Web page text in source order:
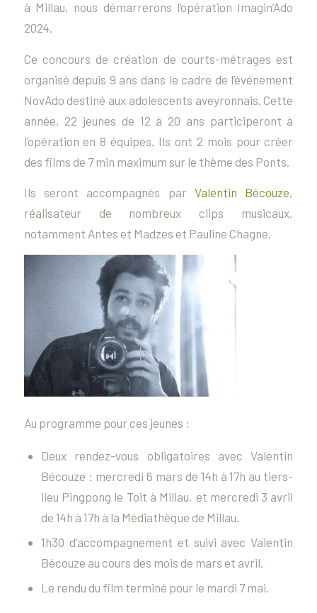
à Millau, nous démarrerons l’opération Imagin’Ado
2024.
Ce concours de création de courts-métrages est
organisé depuis 9 ans dans le cadre de l’événement
NovAdo destiné aux adolescents aveyronnais. Cette
année, 22 jeunes de 12 à 20 ans participeront à
l’opération en 8 équipes. Ils ont 2 mois pour créer
des films de 7 min maximum sur le thème des Ponts.
Ils seront accompagnés parValentin Bécouze,
réalisateur de nombreux clips musicaux,
notamment Antes et Madzes et Pauline Chagne.
Au programme pour ces jeunes :
Deux rendez-vous obligatoires avec Valentin
Bécouze : mercredi 6 mars de 14h à 17h au tiers-
lieu Pingpong le Toit à Millau, et mercredi 3 avril
de 14h à 17h à la Médiathèque de Millau.
1h30 d’accompagnement et suivi avec Valentin
Bécouze au cours des mois de mars et avril.
Le rendu du film terminé pour le mardi 7 mai.